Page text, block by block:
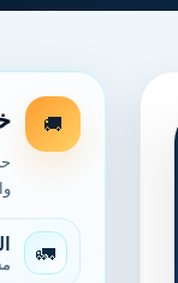
🚚
🚛